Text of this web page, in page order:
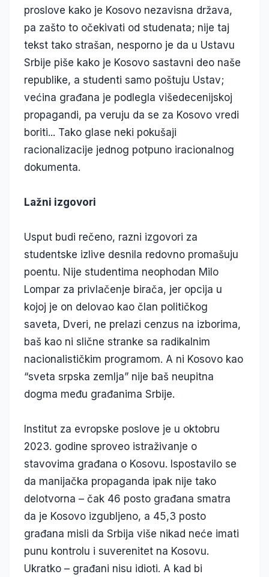
proslove kako je Kosovo nezavisna država,
pa zašto to očekivati od studenata; nije taj
tekst tako strašan, nesporno je da u Ustavu
Srbije piše kako je Kosovo sastavni deo naše
republike, a studenti samo poštuju Ustav;
većina građana je podlegla višedecenijskoj
propagandi, pa veruju da se za Kosovo vredi
boriti... Tako glase neki pokušaji
racionalizacije jednog potpuno iracionalnog
dokumenta.
Lažni izgovori
Usput budi rečeno, razni izgovori za
studentske izlive desnila redovno promašuju
poentu. Nije studentima neophodan Milo
Lompar za privlačenje birača, jer opcija u
kojoj je on delovao kao član političkog
saveta, Dveri, ne prelazi cenzus na izborima,
baš kao ni slične stranke sa radikalnim
nacionalističkim programom. A ni Kosovo kao
“sveta srpska zemlja” nije baš neupitna
dogma među građanima Srbije.
Institut za evropske poslove je u oktobru
2023. godine sproveo istraživanje o
stavovima građana o Kosovu. Ispostavilo se
da manijačka propaganda ipak nije tako
delotvorna – čak 46 posto građana smatra
da je Kosovo izgubljeno, a 45,3 posto
građana misli da Srbija više nikad neće imati
punu kontrolu i suverenitet na Kosovu.
Ukratko – građani nisu idioti. A kad bi